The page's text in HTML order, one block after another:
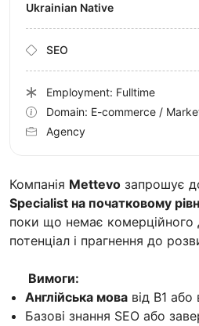
Компанія Mettevo запрошує
Specialist на початковому
поки що немає комерційного
потенціал і прагнення до
Вимоги:
Англійська мова від B1
Базові знання SEO або
Ukrainian Native
SEO
Employment: Fulltime
Domain: E-commerce /
Agency